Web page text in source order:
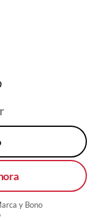
y Bono